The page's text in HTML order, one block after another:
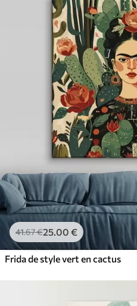
41.67€25.00 €
Frida de style vert en cactus